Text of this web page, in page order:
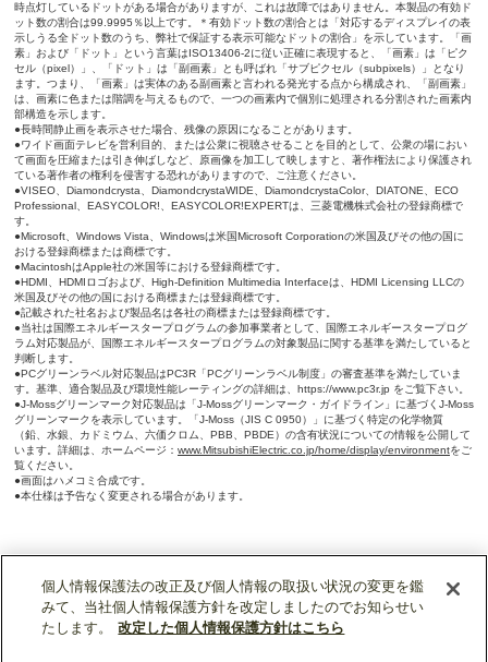
時点灯しているドットがある場合がありますが、これは故障ではありません。本製品の有効ド
ット数の割合は99.9995％以上です。＊有効ドット数の割合とは「対応するディスプレイの表
示しうる全ドット数のうち、弊社で保証する表示可能なドットの割合」を示しています。「画
素」および「ドット」という言葉はISO13406-2に従い正確に表現すると、「画素」は「ピク
セル（pixel）」、「ドット」は「副画素」とも呼ばれ「サブピクセル（subpixels）」となり
ます。つまり、「画素」は実体のある副画素と言われる発光する点から構成され、「副画素」
は、画素に色または階調を与えるもので、一つの画素内で個別に処理される分割された画素内
部構造を示します。
●長時間静止画を表示させた場合、残像の原因になることがあります。
●ワイド画面テレビを営利目的、または公衆に視聴させることを目的として、公衆の場におい
て画面を圧縮または引き伸ばしなど、原画像を加工して映しますと、著作権法により保護され
ている著作者の権利を侵害する恐れがありますので、ご注意ください。
●VISEO、Diamondcrysta、DiamondcrystaWIDE、DiamondcrystaColor、DIATONE、ECO
Professional、EASYCOLOR!、EASYCOLOR!EXPERTは、三菱電機株式会社の登録商標で
す。
●Microsoft、Windows Vista、Windowsは米国Microsoft Corporationの米国及びその他の国に
おける登録商標または商標です。
●MacintoshはApple社の米国等における登録商標です。
●HDMI、HDMIロゴおよび、High-Definition Multimedia Interfaceは、HDMI Licensing LLCの
米国及びその他の国における商標または登録商標です。
●記載された社名および製品名は各社の商標または登録商標です。
●当社は国際エネルギースタープログラムの参加事業者として、国際エネルギースタープログ
ラム対応製品が、国際エネルギースタープログラムの対象製品に関する基準を満たしていると
判断します。
●PCグリーンラベル対応製品はPC3R「PCグリーンラベル制度」の審査基準を満たしていま
す。基準、適合製品及び環境性能レーティングの詳細は、https://www.pc3r.jp をご覧下さい。
●J-Mossグリーンマーク対応製品は「J-Mossグリーンマーク・ガイドライン」に基づくJ-Moss
グリーンマークを表示しています。「J-Moss（JIS C 0950）」に基づく特定の化学物質
（鉛、水銀、カドミウム、六価クロム、PBB、PBDE）の含有状況についての情報を公開して
います。詳細は、ホームページ： www.MitsubishiElectric.co.jp/home/display/environmentをご
覧ください。
●画面はハメコミ合成です。
●本仕様は予告なく変更される場合があります。
個人情報保護法の改正及び個人情報の取扱い状況の変更を鑑
みて、当社個人情報保護方針を改定しましたのでお知らせい
たします。
改定した個人情報保護方針はこちら